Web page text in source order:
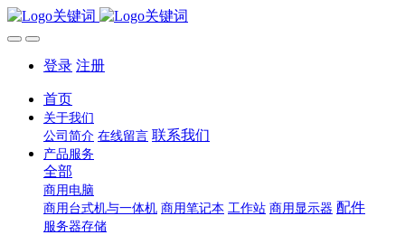
登录 注册
首页
关于我们
公司简介 在线留言 联系我们
产品服务
全部
商用电脑
商用台式机与一体机 商用笔记本 工作站 商用显示器 配件
服务器存储